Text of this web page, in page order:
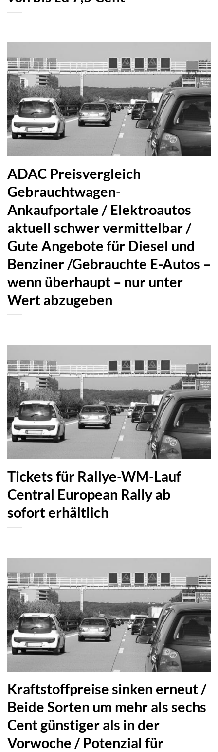
ADAC Preisvergleich
Gebrauchtwagen-
Ankaufportale / Elektroautos
aktuell schwer vermittelbar /
Gute Angebote für Diesel und
Benziner /Gebrauchte E-Autos –
wenn überhaupt – nur unter
Wert abzugeben
Tickets für Rallye-WM-Lauf
Central European Rally ab
sofort erhältlich
Kraftstoffpreise sinken erneut /
Beide Sorten um mehr als sechs
Cent günstiger als in der
Vorwoche / Potenzial für